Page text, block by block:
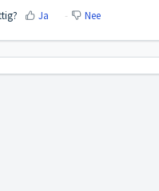
Ja Nee